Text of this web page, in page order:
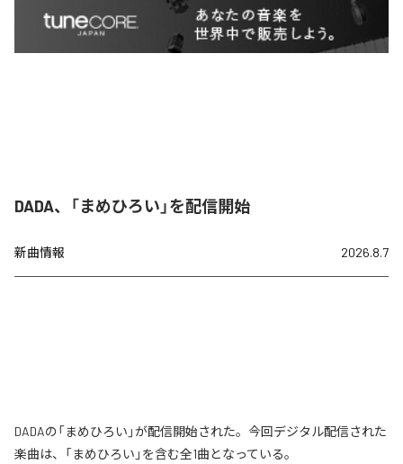
DADA、「まめひろい」を配信開始
新曲情報 2026.8.7
DADAの「まめひろい」が配信開始された。今回デジタル配信された
楽曲は、「まめひろい」を含む全1曲となっている。